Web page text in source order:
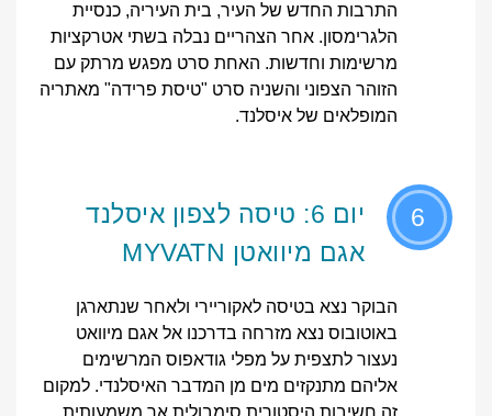
התרבות החדש של העיר, בית העיריה, כנסיית
הלגרימסון. אחר הצהריים נבלה בשתי אטרקציות
מרשימות וחדשות. האחת סרט מפגש מרתק עם
הזוהר הצפוני והשניה סרט "טיסת פרידה" מאתריה
המופלאים של איסלנד.
6
יום 6: טיסה לצפון איסלנד
אגם מיוואטן MYVATN
הבוקר נצא בטיסה לאקוריירי ולאחר שנתארגן
באוטובוס נצא מזרחה בדרכנו אל אגם מיוואט
נעצור לתצפית על מפלי גודאפוס המרשימים
אליהם מתנקזים מים מן המדבר האיסלנדי. למקום
זה חשיבות היסטורית סימבולית אך משמעותית.